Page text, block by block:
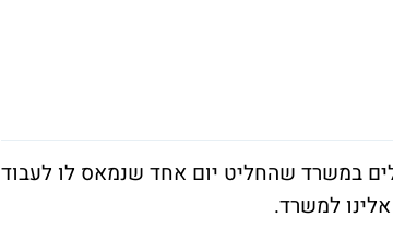
במשרד שהחליט יום אחד שנמאס לו לעבוד
למשרד.